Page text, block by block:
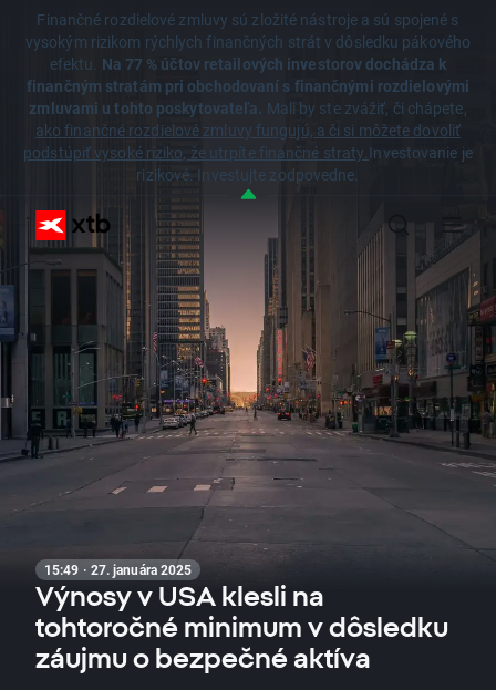
Finančné rozdielové zmluvy sú zložité nástroje a sú spojené s
vysokým rizikom rýchlych finančných strát v dôsledku pákového
efektu. Na 77 % účtov retailových investorov dochádza k
finančným stratám pri obchodovaní s finančnými rozdielovými
zmluvami u tohto poskytovateľa. Mali by ste zvážiť, či chápete,
ako finančné rozdielové zmluvy fungujú, a či si môžete dovoliť
podstúpiť vysoké riziko, že utrpíte finančné straty.Investovanie je
rizikové. Investujte zodpovedne.
15:49 · 27. januára 2025
Výnosy v USA klesli na
tohtoročné minimum v dôsledku
záujmu o bezpečné aktíva